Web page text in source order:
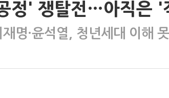
정' 쟁탈전…아직은 '
명·윤석열, 청년세대 이해